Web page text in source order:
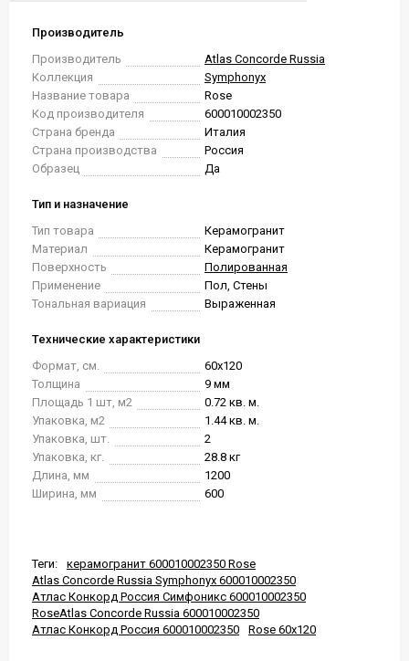
Производитель
Производитель
Atlas Concorde Russia
Коллекция
Symphonyx
Название товара
Rose
Код производителя
600010002350
Страна бренда
Италия
Страна производства
Россия
Образец
Да
Тип и назначение
Тип товара
Керамогранит
Материал
Керамогранит
Поверхность
Полированная
Применение
Пол, Стены
Тональная вариация
Выраженная
Технические характеристики
Формат, см.
60x120
Толщина
9 мм
Площадь 1 шт, м2
0.72 кв. м.
Упаковка, м2
1.44 кв. м.
Упаковка, шт.
2
Упаковка, кг.
28.8 кг
Длина, мм
1200
Ширина, мм
600
Теги:
керамогранит 600010002350 Rose
Atlas Concorde Russia Symphonyx 600010002350
Атлас Конкорд Россия Симфоникс 600010002350
RoseAtlas Concorde Russia 600010002350
Атлас Конкорд Россия 600010002350
Rose 60x120